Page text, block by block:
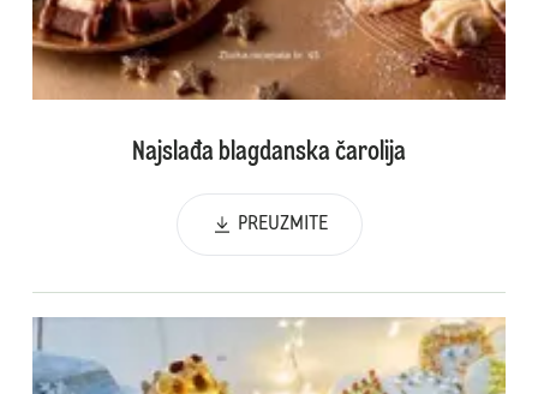
Najslađa blagdanska čarolija
PREUZMITE